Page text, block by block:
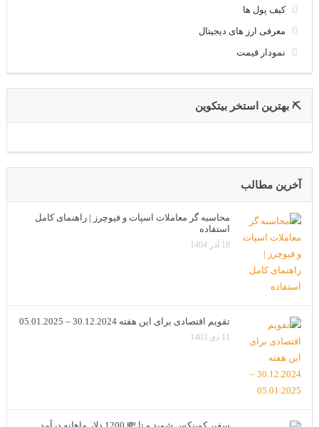
کیف پول ها
معرفی ارز های دیجیتال
نمودار قیمت
⛏ بهترین استخر بیتکوین
آخرین مطالب
محاسبه گر معاملات اسپات و فیوچرز | راهنمای کامل
استفاده
18 آذر 1404
تقویم اقتصادی برای این هفته 30.12.2024 – 05.01.2025
11 دی 1403